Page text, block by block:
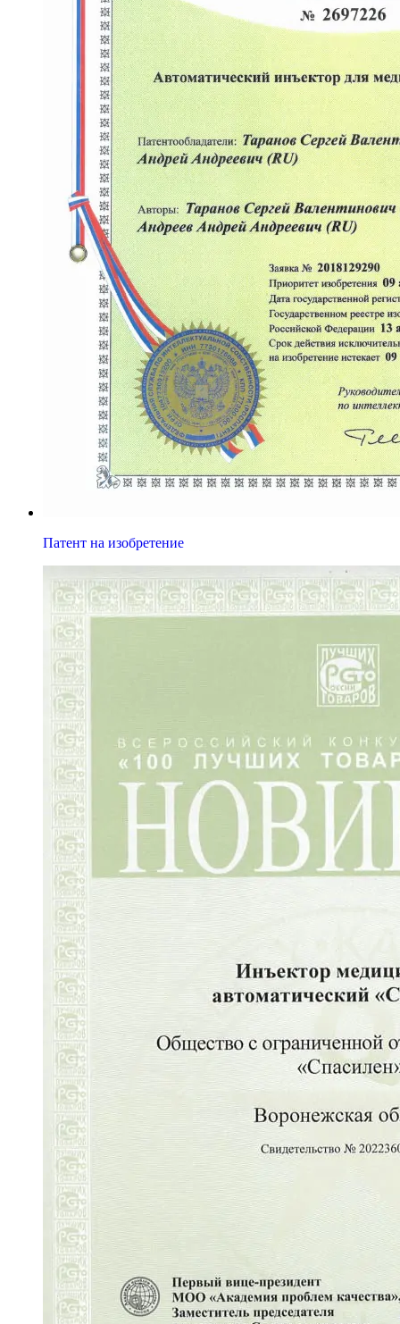
Патент на изобретение